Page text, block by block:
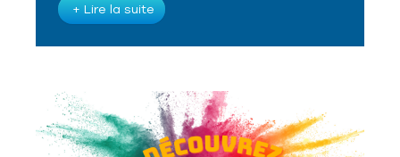
+ Lire la suite